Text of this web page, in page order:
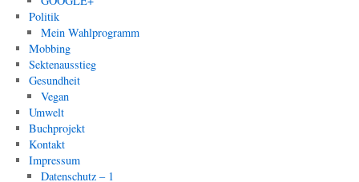
Politik
Mein Wahlprogramm
Mobbing
Sektenausstieg
Gesundheit
Vegan
Umwelt
Buchprojekt
Kontakt
Impressum
Datenschutz – 1